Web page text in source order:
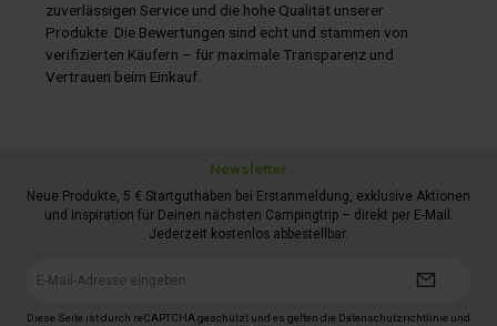
zuverlässigen Service und die hohe Qualität unserer
Produkte. Die Bewertungen sind echt und stammen von
verifizierten Käufern – für maximale Transparenz und
Vertrauen beim Einkauf.
Newsletter
Neue Produkte, 5 € Startguthaben bei Erstanmeldung, exklusive Aktionen
und Inspiration für Deinen nächsten Campingtrip – direkt per E-Mail.
Jederzeit kostenlos abbestellbar.
Diese Seite ist durch reCAPTCHA geschützt und es gelten die Datenschutzrichtlinie und